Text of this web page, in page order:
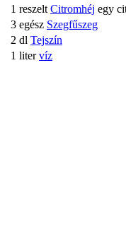
1 reszelt Citromhéj egy
3 egész Szegfűszeg
2 dl Tejszín
1 liter víz